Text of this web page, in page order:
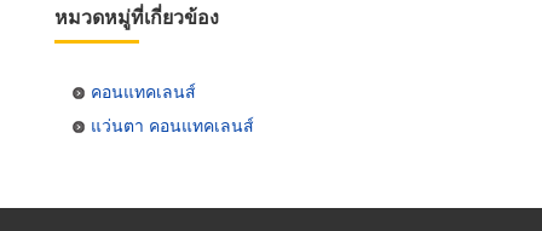
หมวดหมู่ที่เกี่ยวข้อง
คอนแทคเลนส์
แว่นตา คอนแทคเลนส์